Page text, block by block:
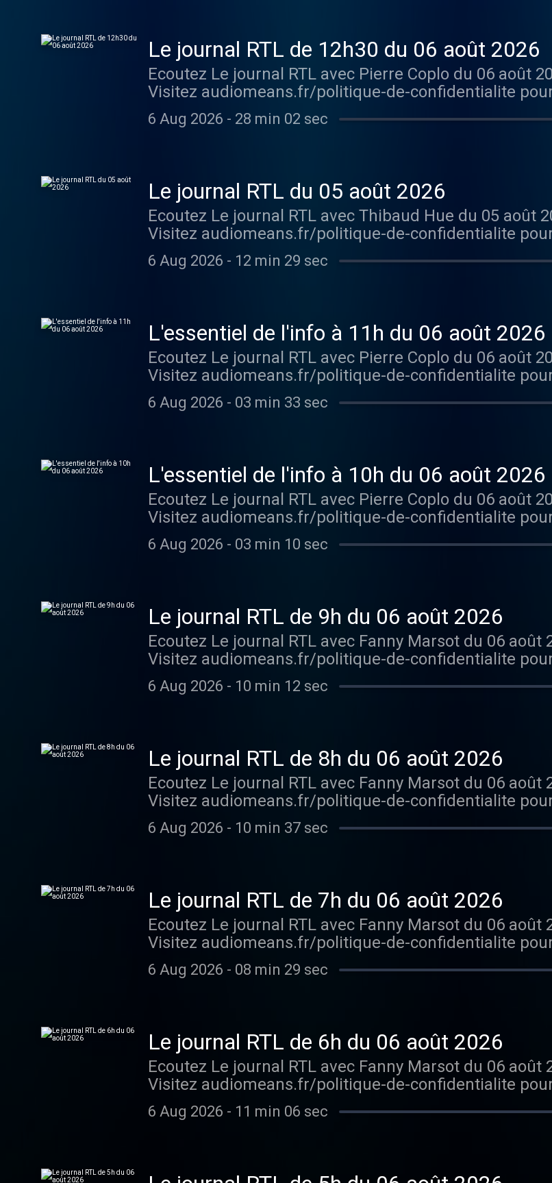
Le journal RTL de 12h30 du 06 août 2026
Ecoutez Le journal RTL avec Pierre Coplo du 06 août
Visitez audiomeans.fr/politique-de-confidentialite
6 Aug 2026 - 28 min 02 sec
Le journal RTL du 05 août 2026
Ecoutez Le journal RTL avec Thibaud Hue du 05 août
Visitez audiomeans.fr/politique-de-confidentialite
6 Aug 2026 - 12 min 29 sec
L'essentiel de l'info à 11h du 06 août 2026
Ecoutez Le journal RTL avec Pierre Coplo du 06 août
Visitez audiomeans.fr/politique-de-confidentialite
6 Aug 2026 - 03 min 33 sec
L'essentiel de l'info à 10h du 06 août 2026
Ecoutez Le journal RTL avec Pierre Coplo du 06 août
Visitez audiomeans.fr/politique-de-confidentialite
6 Aug 2026 - 03 min 10 sec
Le journal RTL de 9h du 06 août 2026
Ecoutez Le journal RTL avec Fanny Marsot du 06
Visitez audiomeans.fr/politique-de-confidentialite
6 Aug 2026 - 10 min 12 sec
Le journal RTL de 8h du 06 août 2026
Ecoutez Le journal RTL avec Fanny Marsot du 06
Visitez audiomeans.fr/politique-de-confidentialite
6 Aug 2026 - 10 min 37 sec
Le journal RTL de 7h du 06 août 2026
Ecoutez Le journal RTL avec Fanny Marsot du 06
Visitez audiomeans.fr/politique-de-confidentialite
6 Aug 2026 - 08 min 29 sec
Le journal RTL de 6h du 06 août 2026
Ecoutez Le journal RTL avec Fanny Marsot du 06
Visitez audiomeans.fr/politique-de-confidentialite
6 Aug 2026 - 11 min 06 sec